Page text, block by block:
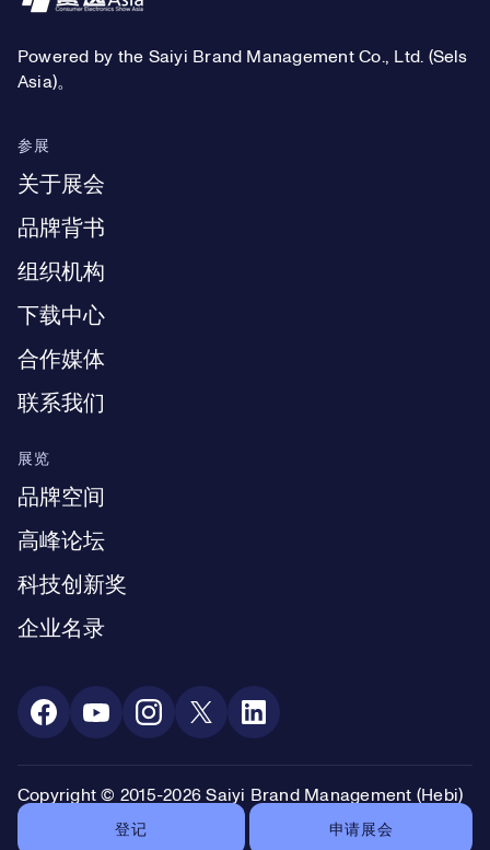
登记 申请展会
Powered by the Saiyi Brand Management Co., Ltd. (Sels
Asia)。
参展
关于展会
品牌背书
组织机构
下载中心
合作媒体
联系我们
展览
品牌空间
高峰论坛
科技创新奖
企业名录
Social Media
Copyright © 2015-2026 Saiyi Brand Management (Hebi)
Co., Ltd. 版权所有